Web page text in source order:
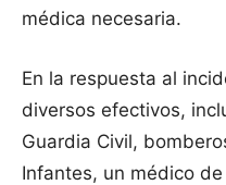
médica necesaria.
En la respuesta al
diversos efectivos,
Guardia Civil,
Infantes, un médico